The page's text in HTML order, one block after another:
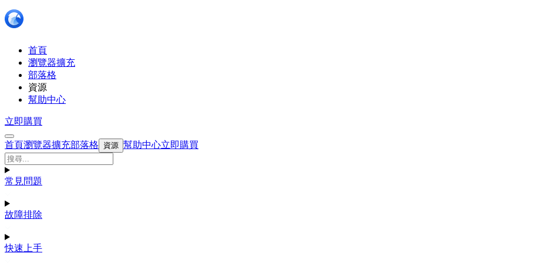
首頁
瀏覽器擴充
部落格
資源
幫助中心
立即購買
首頁瀏覽器擴充部落格 資源 幫助中心立即購買
常見問題
故障排除
快速上手